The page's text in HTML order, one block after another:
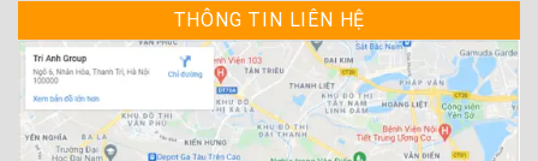
THÔNG TIN LIÊN HỆ